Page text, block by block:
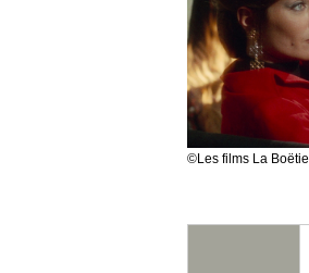
©︎Les films La Boëtie